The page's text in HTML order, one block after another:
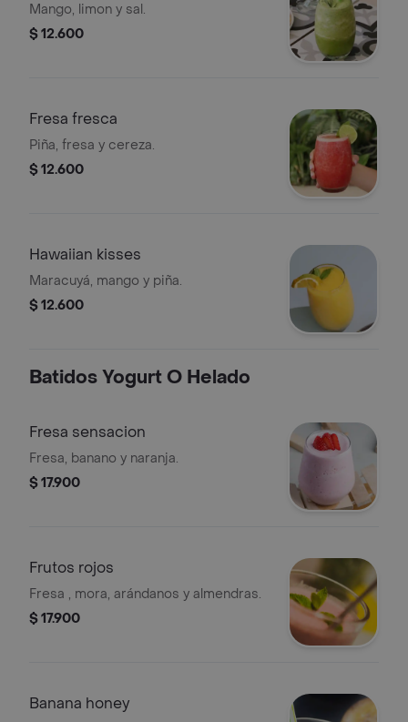
Mango, limon y sal.
$ 12.600
Fresa fresca
Piña, fresa y cereza.
$ 12.600
Hawaiian kisses
Maracuyá, mango y piña.
$ 12.600
Batidos Yogurt O Helado
Fresa sensacion
Fresa, banano y naranja.
$ 17.900
Frutos rojos
Fresa , mora, arándanos y almendras.
$ 17.900
Banana honey